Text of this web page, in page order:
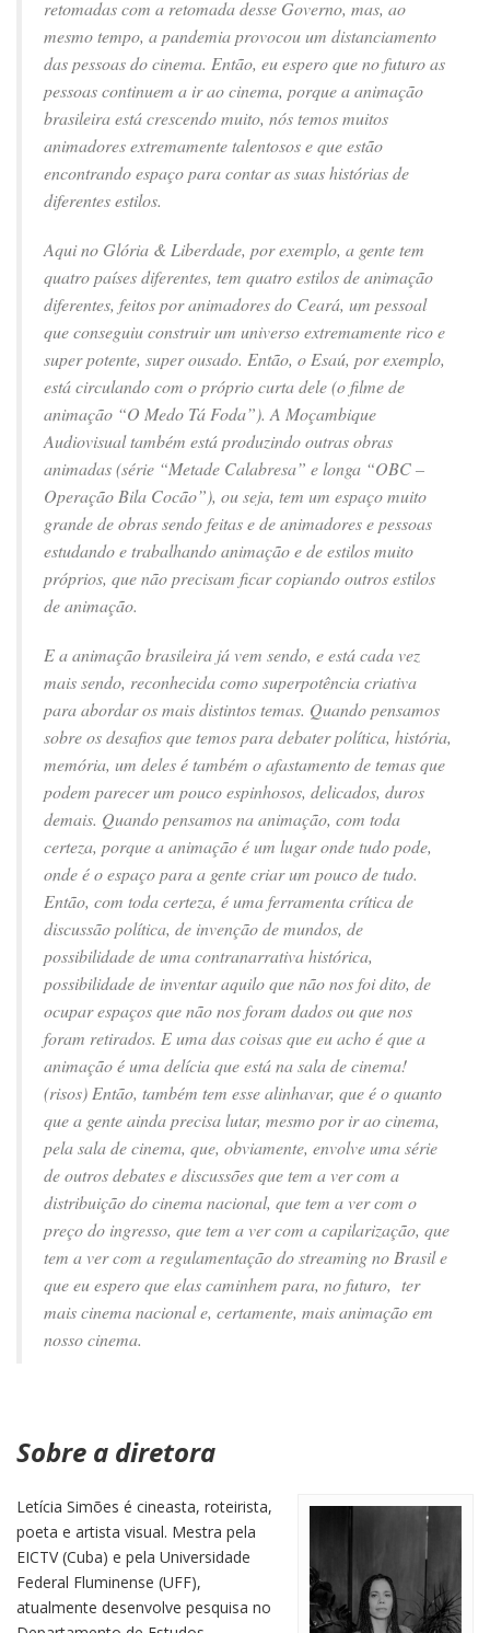
retomadas com a retomada desse Governo, mas, ao
mesmo tempo, a pandemia provocou um distanciamento
das pessoas do cinema. Então, eu espero que no futuro as
pessoas continuem a ir ao cinema, porque a animação
brasileira está crescendo muito, nós temos muitos
animadores extremamente talentosos e que estão
encontrando espaço para contar as suas histórias de
diferentes estilos.
Aqui no Glória & Liberdade, por exemplo, a gente tem
quatro países diferentes, tem quatro estilos de animação
diferentes, feitos por animadores do Ceará, um pessoal
que conseguiu construir um universo extremamente rico e
super potente, super ousado. Então, o Esaú, por exemplo,
está circulando com o próprio curta dele (o filme de
animação “O Medo Tá Foda”). A Moçambique
Audiovisual também está produzindo outras obras
animadas (série “Metade Calabresa” e longa “OBC –
Operação Bila Cocão”), ou seja, tem um espaço muito
grande de obras sendo feitas e de animadores e pessoas
estudando e trabalhando animação e de estilos muito
próprios, que não precisam ficar copiando outros estilos
de animação.
E a animação brasileira já vem sendo, e está cada vez
mais sendo, reconhecida como superpotência criativa
para abordar os mais distintos temas. Quando pensamos
sobre os desafios que temos para debater política, história,
memória, um deles é também o afastamento de temas que
podem parecer um pouco espinhosos, delicados, duros
demais. Quando pensamos na animação, com toda
certeza, porque a animação é um lugar onde tudo pode,
onde é o espaço para a gente criar um pouco de tudo.
Então, com toda certeza, é uma ferramenta crítica de
discussão política, de invenção de mundos, de
possibilidade de uma contranarrativa histórica,
possibilidade de inventar aquilo que não nos foi dito, de
ocupar espaços que não nos foram dados ou que nos
foram retirados. E uma das coisas que eu acho é que a
animação é uma delícia que está na sala de cinema!
(risos) Então, também tem esse alinhavar, que é o quanto
que a gente ainda precisa lutar, mesmo por ir ao cinema,
pela sala de cinema, que, obviamente, envolve uma série
de outros debates e discussões que tem a ver com a
distribuição do cinema nacional, que tem a ver com o
preço do ingresso, que tem a ver com a capilarização, que
tem a ver com a regulamentação do streaming no Brasil e
que eu espero que elas caminhem para, no futuro, ter
mais cinema nacional e, certamente, mais animação em
nosso cinema.
Sobre a diretora
Letícia Simões é cineasta, roteirista,
poeta e artista visual. Mestra pela
EICTV (Cuba) e pela Universidade
Federal Fluminense (UFF),
atualmente desenvolve pesquisa no